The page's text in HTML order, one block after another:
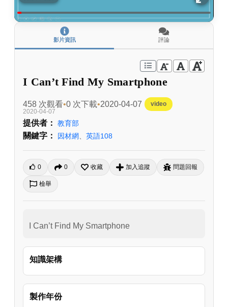
影片資訊 評論
I Can’t Find My Smartphone
458 次觀看 0 次下載 2020-04-07
video
2020-04-07
提供者： 教育部
關鍵字： 因材網 英語108
0 0 收藏 加入追蹤 問題回報
檢舉
I Can’t Find My Smartphone
知識架構
製作年份